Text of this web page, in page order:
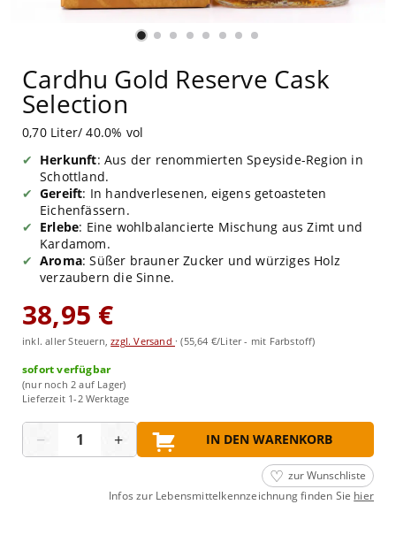
Cardhu Gold Reserve Cask
Selection
0,70 Liter/ 40.0% vol
Herkunft: Aus der renommierten Speyside-Region in
Schottland.
Gereift: In handverlesenen, eigens getoasteten
Eichenfässern.
Erlebe: Eine wohlbalancierte Mischung aus Zimt und
Kardamom.
Aroma: Süßer brauner Zucker und würziges Holz
verzaubern die Sinne.
38,95 €
inkl. aller Steuern,zzgl. Versand ·(55,64 €/Liter - mit Farbstoff)
sofort verfügbar
(nur noch 2 auf Lager)
Lieferzeit 1-2 Werktage
− + IN DEN WARENKORB
zur Wunschliste
Infos zur Lebensmittelkennzeichnung finden Sie hier